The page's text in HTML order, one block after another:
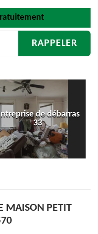
Débarras
d'appartement 33
MAISON PETIT